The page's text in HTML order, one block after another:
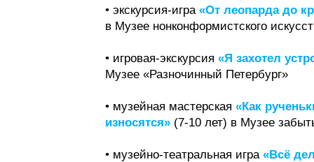
• экскурсия-игра «От леопарда до
в Музее нонконформистского
• игровая-экскурсия «Я захотел
Музее «Разночинный Петербург»
• музейная мастерская «Как
износятся» (7-10 лет) в Музее
• музейно-театральная игра «Всё